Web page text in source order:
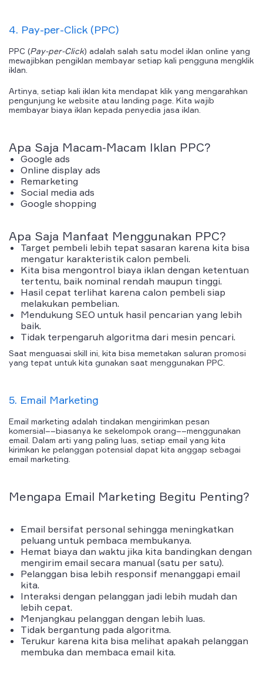
4. Pay-per-Click (PPC)
PPC (Pay-per-Click) adalah salah satu model iklan online yang
mewajibkan pengiklan membayar setiap kali pengguna mengklik
iklan.
Artinya, setiap kali iklan kita mendapat klik yang mengarahkan
pengunjung ke website atau landing page. Kita wajib
membayar biaya iklan kepada penyedia jasa iklan.
Apa Saja Macam-Macam Iklan PPC?
Google ads
Online display ads
Remarketing
Social media ads
Google shopping
Apa Saja Manfaat Menggunakan PPC?
Target pembeli lebih tepat sasaran karena kita bisa
mengatur karakteristik calon pembeli.
Kita bisa mengontrol biaya iklan dengan ketentuan
tertentu, baik nominal rendah maupun tinggi.
Hasil cepat terlihat karena calon pembeli siap
melakukan pembelian.
Mendukung SEO untuk hasil pencarian yang lebih
baik.
Tidak terpengaruh algoritma dari mesin pencari.
Saat menguasai skill ini, kita bisa memetakan saluran promosi
yang tepat untuk kita gunakan saat menggunakan PPC.
5. Email Marketing
Email marketing adalah tindakan mengirimkan pesan
komersial––biasanya ke sekelompok orang––menggunakan
email. Dalam arti yang paling luas, setiap email yang kita
kirimkan ke pelanggan potensial dapat kita anggap sebagai
email marketing
Mengapa Email Marketing Begitu Penting?
Email bersifat personal sehingga meningkatkan
peluang untuk pembaca membukanya.
Hemat biaya dan waktu jika kita bandingkan dengan
mengirim email secara manual (satu per satu).
Pelanggan bisa lebih responsif menanggapi email
kita.
Interaksi dengan pelanggan jadi lebih mudah dan
lebih cepat.
Menjangkau pelanggan dengan lebih luas.
Tidak bergantung pada algoritma.
Terukur karena kita bisa melihat apakah pelanggan
membuka dan membaca email kita.